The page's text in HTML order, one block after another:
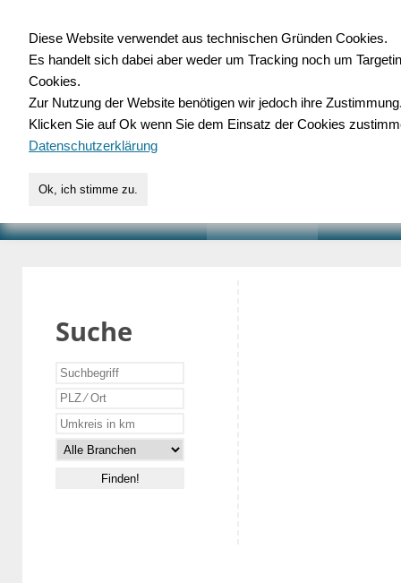
für Handwerk,
Suche
Diese Website verwendet aus technischen Gründen Cookies.
Es handelt sich dabei aber weder um Tracking noch um
Cookies.
Zur Nutzung der Website benötigen wir jedoch ihre
Klicken Sie auf Ok wenn Sie dem Einsatz der Cookies
Datenschutzerklärung
Ok, ich stimme zu.